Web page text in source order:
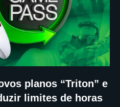
planos “Triton” e
limites de horas